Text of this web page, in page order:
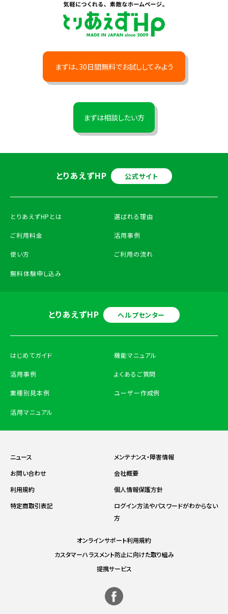
まずは、30日間無料でお試ししてみよう
まずは相談したい方
とりあえずHP 公式サイト
とりあえずHPとは
ご利用料金
使い方
選ばれる理由
活用事例
ご利用の流れ
無料体験申し込み
とりあえずHP ヘルプセンター
はじめてガイド
活用事例
業種別見本例
機能マニュアル
よくあるご質問
ユーザー作成例
活用マニュアル
ニュース
メンテナンス・障害情報
お問い合わせ
会社概要
利用規約
個人情報保護方針
特定商取引表記
ログイン方法やパスワードがわからない
方
オンラインサポート利用規約
カスタマーハラスメント防止に向けた取り組み
提携サービス